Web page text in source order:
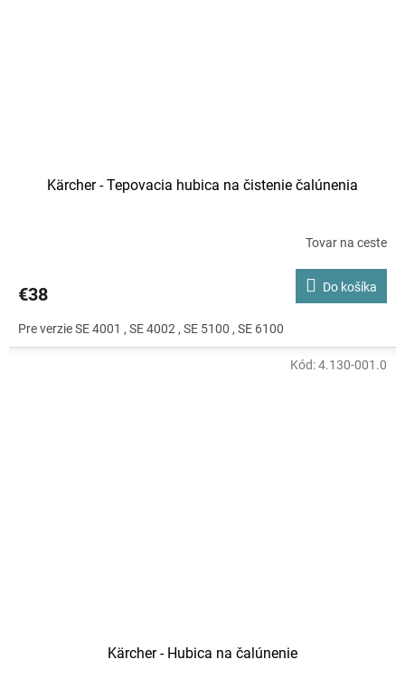
Kärcher - Tepovacia hubica na čistenie čalúnenia
Tovar na ceste
€38 Do košíka
Pre verzie SE 4001 , SE 4002 , SE 5100 , SE 6100
Kärcher - Hubica na čalúnenie
Kód:4.130-001.0